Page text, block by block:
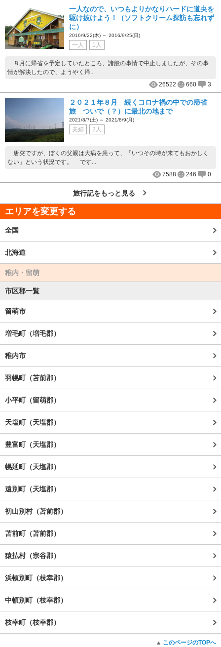
一人なので、いつもよりかなりハードに道央を
駆け抜けよう！（ソフトクリーム探訪も忘れず
に）
2016/9/22(木) ～ 2016/9/25(日)
一人 1人
８月に帰省を予定していたところ、諸般の事情で中止しましたが、その事
情が解決したので、ようやく帰...
26522
660 3
２０２１年８月 続くコロナ禍の中での帰省
旅 ついで（？）に最北の地まで
2021/8/7(土) ～ 2021/8/9(月)
夫婦 2人
唐突ですが、ぼくの父親は大病を患って、「いつその時が来てもおかしく
ない」という状況です。 です...
7588
246 0
旅行記をもっと見る
エリアを変更する
全国
北海道
稚内・留萌
市区郡一覧
留萌市
増毛町（増毛郡）
稚内市
羽幌町（苫前郡）
小平町（留萌郡）
天塩町（天塩郡）
豊富町（天塩郡）
幌延町（天塩郡）
遠別町（天塩郡）
初山別村（苫前郡）
苫前町（苫前郡）
猿払村（宗谷郡）
浜頓別町（枝幸郡）
中頓別町（枝幸郡）
枝幸町（枝幸郡）
このページのTOPへ